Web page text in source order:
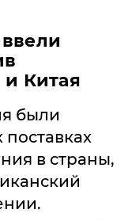
Китая
были
в страны,